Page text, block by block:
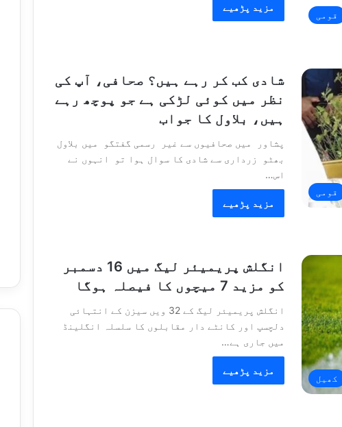
قومی
مزید پڑھیے
قومی
شادی کب کر رہے ہیں؟ صحافی، آپ کی
نظر میں کوئی لڑکی ہے جو پوچھ رہے
ہیں، بلاول کا جواب
پشاور میں صحافیوں سے غیر رسمی گفتگو میں بلاول
بھٹو زرداری سے شادی کا سوال ہوا تو انہوں نے
اس…
مزید پڑھیے
کھیل
انگلش پریمیئر لیگ میں 16 دسمبر
کو مزید 7 میچوں کا فیصلہ ہوگا
انگلش پریمیئر لیگ کے 32 ویں سیزن کے انتہائی
دلچسپ اور کانٹے دار مقابلوں کا سلسلہ انگلینڈ
میں جاری ہے…
مزید پڑھیے